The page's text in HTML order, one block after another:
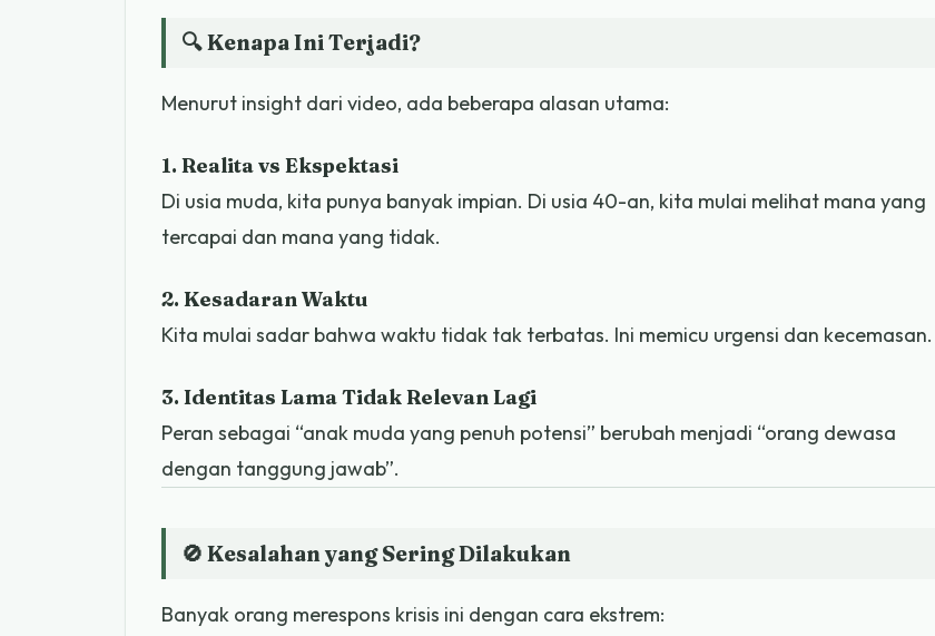
🔍 Kenapa Ini Terjadi?
Menurut insight dari video, ada beberapa alasan utama:
1. Realita vs Ekspektasi
Di usia muda, kita punya banyak impian. Di usia 40-an, kita mulai melihat mana yang
tercapai dan mana yang tidak.
2. Kesadaran Waktu
Kita mulai sadar bahwa waktu tidak tak terbatas. Ini memicu urgensi dan kecemasan.
3. Identitas Lama Tidak Relevan Lagi
Peran sebagai “anak muda yang penuh potensi” berubah menjadi “orang dewasa
dengan tanggung jawab”.
🚫 Kesalahan yang Sering Dilakukan
Banyak orang merespons krisis ini dengan cara ekstrem: